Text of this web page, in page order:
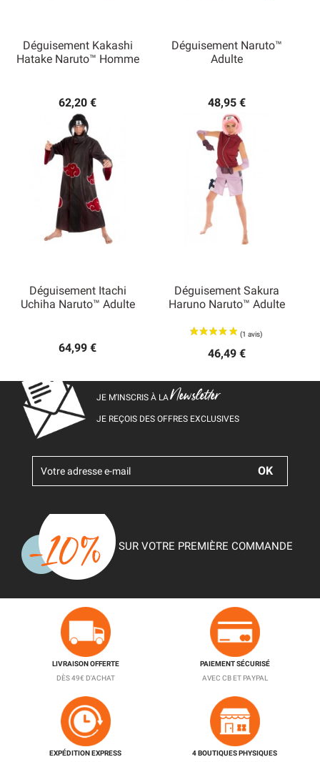
Déguisement Kakashi
Hatake Naruto™ Homme
62,20 €
Déguisement Naruto™
Adulte
48,95 €
Déguisement Itachi
Uchiha Naruto™ Adulte
64,99 €
Déguisement Sakura
Haruno Naruto™ Adulte
46,49 €
JE M’INSCRIS À LANewsletter
JE REÇOIS DES OFFRES EXCLUSIVES
SUR VOTRE PREMIÈRE COMMANDE
LIVRAISON OFFERTE
DÈS 49€ D'ACHAT
PAIEMENT SÉCURISÉ
AVEC CB ET PAYPAL
EXPÉDITION EXPRESS
4 BOUTIQUES PHYSIQUES